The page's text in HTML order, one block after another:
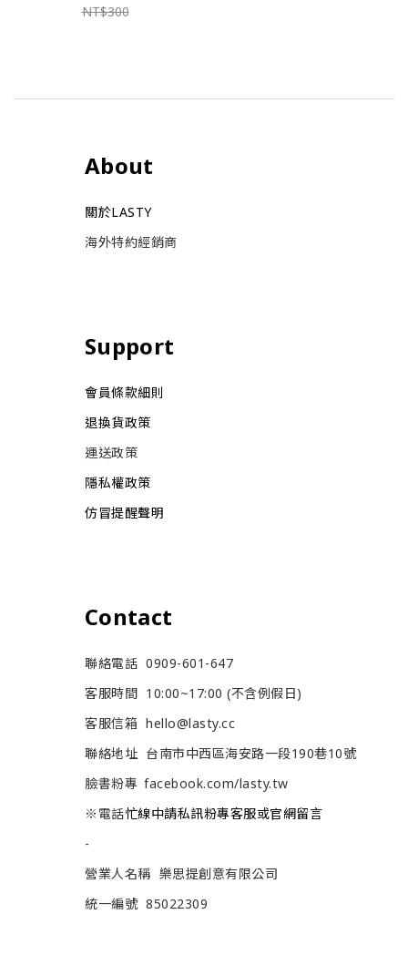
NT$300
About
關於LASTY
海外特約經銷商
Support
會員條款細則
退換貨政策
運送政策
隱私權政策
仿冒提醒聲明
Contact
聯絡電話 0909-601-647
客服時間 10:00~17:00 (不含例假日)
客服信箱 hello@lasty.cc
聯絡地址 台南市中西區海安路一段190巷10號
臉書粉專 facebook.com/lasty.tw
※電話忙線中請私訊粉專客服或官網留言
-
營業人名稱 樂思提創意有限公司
統一編號 85022309